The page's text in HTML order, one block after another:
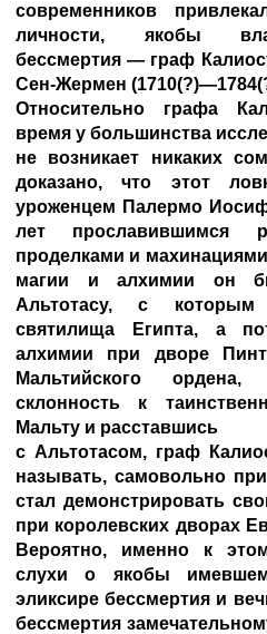
современников
личности, якобы
бессмертия — граф
Сен-Жермен
Относительно графа
время у большинства
не возникает никаких
доказано, что этот
уроженцем Палермо
лет прославившимся
проделками и
магии и алхимии он
Альтотасу, с которым
святилища Египта, а
алхимии при дворе
Мальтийского
склонность к
Мальту и расставшись
с Альтотасом, граф
называть, самовольно
стал демонстрировать
при королевских дворах
Вероятно, именно к
слухи о якобы
эликсире бессмертия и
бессмертия